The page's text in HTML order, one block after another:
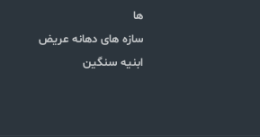
ها
سازه های دهانه عریض
ابنیه سنگین